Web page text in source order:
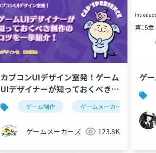
カプコンUIデザイン室発！ゲーム
UIデザイナーが知っておくべき制
作のコツを一挙紹介！
ゲーム制作 ゲームメーカーズスクランブ
ゲームメーカーズ 123.8K
ゲ